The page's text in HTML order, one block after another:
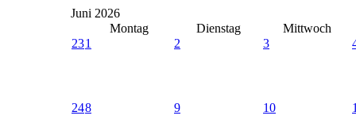
Juni 2026
Montag
Dienstag
Mittwoch
231 2 3
248 9 10